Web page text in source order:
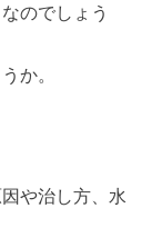
のでしょう
か。
や治し方、水